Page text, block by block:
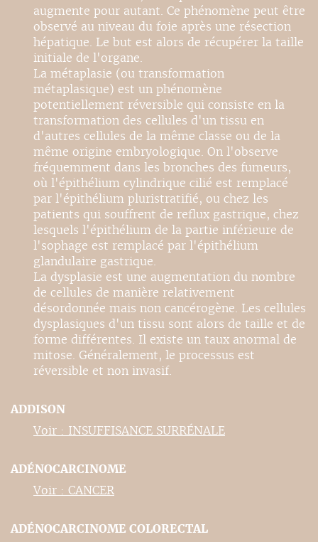
augmente pour autant. Ce phénomène peut être
observé au niveau du foie après une résection
hépatique. Le but est alors de récupérer la taille
initiale de l'organe.
La métaplasie (ou transformation
métaplasique) est un phénomène
potentiellement réversible qui consiste en la
transformation des cellules d'un tissu en
d'autres cellules de la même classe ou de la
même origine embryologique. On l'observe
fréquemment dans les bronches des fumeurs,
où l'épithélium cylindrique cilié est remplacé
par l'épithélium pluristratifié, ou chez les
patients qui souffrent de reflux gastrique, chez
lesquels l'épithélium de la partie inférieure de
l'sophage est remplacé par l'épithélium
glandulaire gastrique.
La dysplasie est une augmentation du nombre
de cellules de manière relativement
désordonnée mais non cancérogène. Les cellules
dysplasiques d'un tissu sont alors de taille et de
forme différentes. Il existe un taux anormal de
mitose. Généralement, le processus est
réversible et non invasif.
ADDISON
Voir : INSUFFISANCE SURRÉNALE
ADÉNOCARCINOME
Voir : CANCER
ADÉNOCARCINOME COLORECTAL